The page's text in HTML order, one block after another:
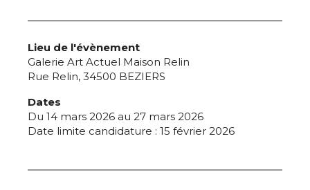
Lieu de l'évènement
Galerie Art Actuel Maison Relin
Rue Relin, 34500 BEZIERS
Dates
Du 14 mars 2026 au 27 mars 2026
Date limite candidature : 15 février 2026